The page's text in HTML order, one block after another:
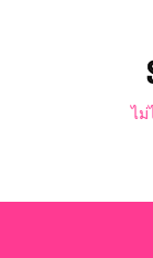
ไม่